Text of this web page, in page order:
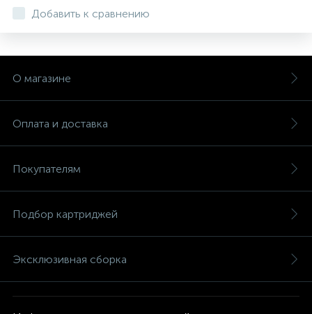
Добавить к сравнению
О магазине
Оплата и доставка
Покупателям
Подбор картриджей
Эксклюзивная сборка